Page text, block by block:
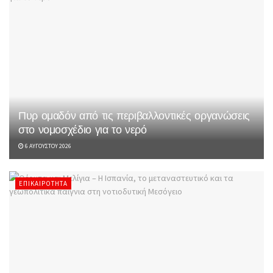
Πυρ ομαδόν από τις περιβαλλοντικές οργανώσεις
στο νομοσχέδιο για το νερό
6 ΑΥΓΟΎΣΤΟΥ 2026
ΕΠΙΚΑΙΡΌΤΗΤΑ